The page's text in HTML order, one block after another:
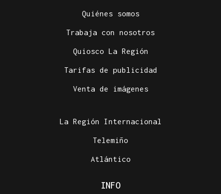
Quiénes somos
Trabaja con nosotros
Quiosco La Región
Tarifas de publicidad
Venta de imágenes
La Región Internacional
Telemiño
Atlántico
INFO